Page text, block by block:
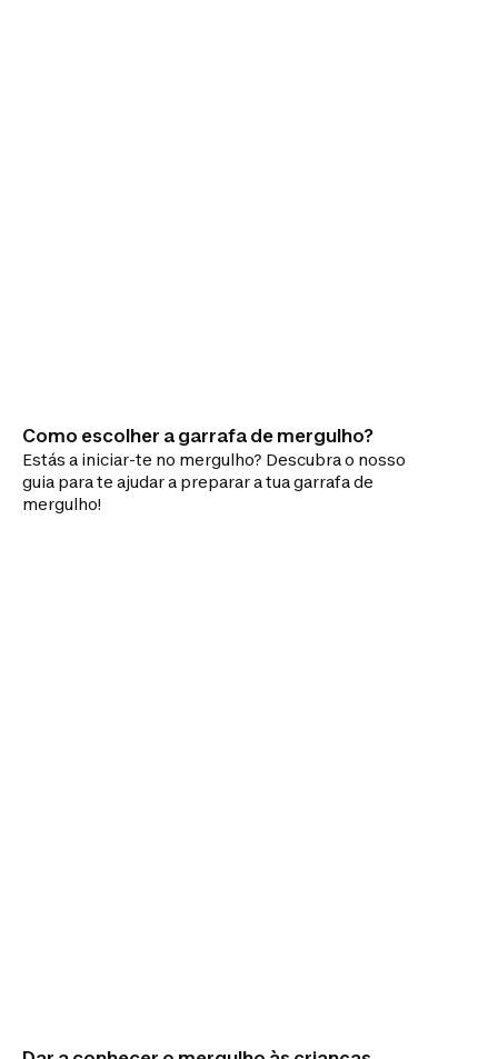
Como escolher a garrafa de mergulho?
Estás a iniciar-te no mergulho? Descubra o nosso
guia para te ajudar a preparar a tua garrafa de
mergulho!